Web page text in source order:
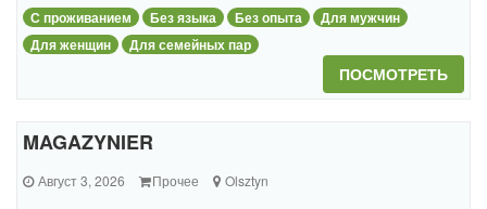
С проживанием Без языка Без опыта
Для мужчин
Для женщин
Для семейных пар
ПОСМОТРЕТЬ
MAGAZYNIER
Август 3, 2026 Прочее Olsztyn